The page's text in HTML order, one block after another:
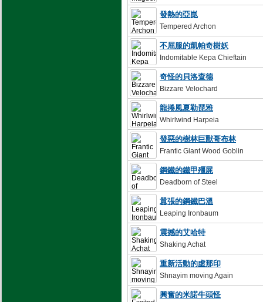
發熱的亞崑
Tempered Archon
不屈服的凱帕奇樹妖
Indomitable Kepa Chieftain
奇怪的貝洛查德
Bizzare Velochard
龍捲風夏勒琵雅
Whirlwind Harpeia
發惡的樹林巨獸哥布林
Frantic Giant Wood Goblin
鋼鐵的鐵甲殭屍
Deadborn of Steel
囂張的鋼鐵巴溫
Leaping Ironbaum
震撼的艾哈特
Shaking Achat
重新活動的虛那印
Shnayim moving Again
興奮的米諾牛頭怪